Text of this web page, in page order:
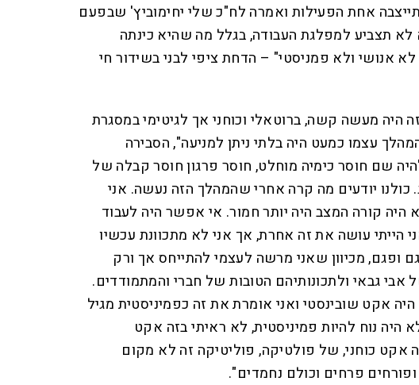
אחת הפעילות ואמרה לח"כ שלי יחימוביץ' שבפעם
לא תצביע למפלגת העבודה, בגלל מה שהיא כינתה
אנושי ולא פמניסטי" – הדחת ציפי לבני בשידור חי
היה מעשה קשה, ברוטאלי וכוחני אך לגיטימי במסגרת
עצמו כמעט היה בלתי ניתן למניעה", הסבירה
שם חוסר כימיה מוחלט, חוסר פרגון חוסר קבלה של
כולנו יודעים מה קרה אחרי שהמהלך הזה נעשה. אני
קורה המצב היה יותר חמור. אי אפשר היה לעבוד
הייתי עושה את זה אחרת, אך אני לא מתכוונת עכשיו
ופגם, מכיוון שאני מרשה לעצמי להתייחס אך ורק
אבי גבאי ולתכונותיהם הטובות של חברי והמתמודדים.
אקט שובינסטי ואני אומרת את זה כפמיניסטית מגיל
היה נוח להיות פמיניסטית, לא ראיתי בזה אקט
אקט כוחני, של פולטיקה, פוליטיקה זה לא מקום
פרחים וכולם נחמדים".